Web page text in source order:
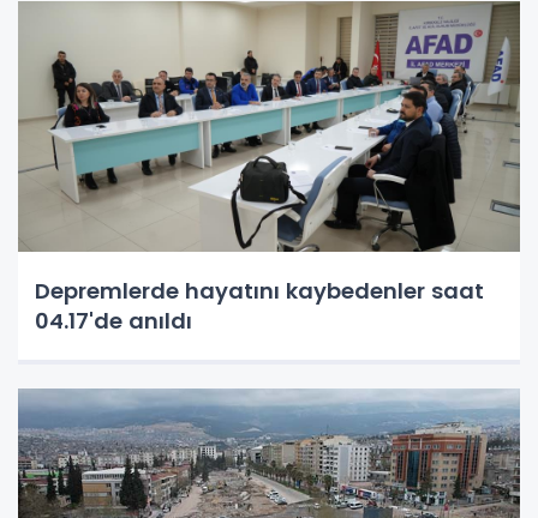
Depremlerde hayatını kaybedenler saat
04.17'de anıldı